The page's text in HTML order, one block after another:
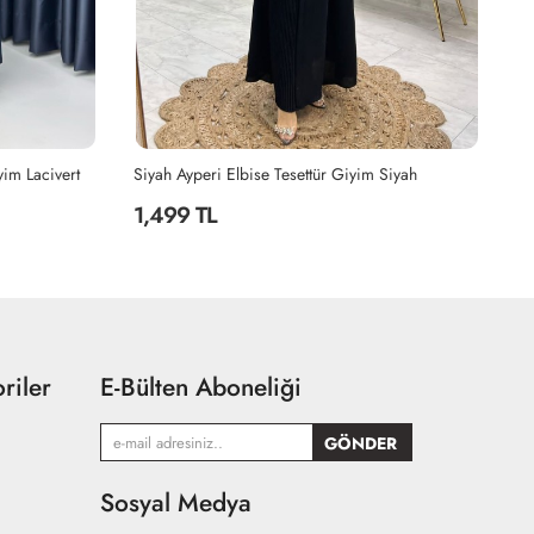
Haki Hanzade Takım Tesettür Giyim Haki
2,199 TL
E-Bülten Aboneliği
Sosyal Medya